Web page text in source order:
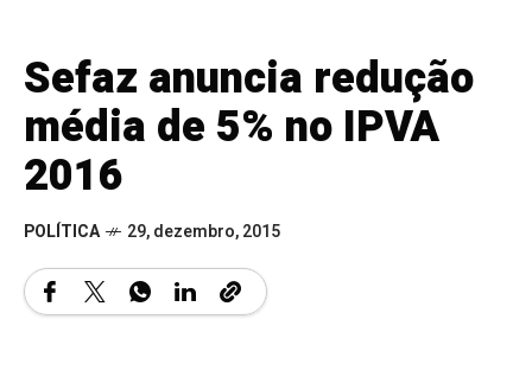
Sefaz anuncia redução
média de 5% no IPVA
2016
POLÍTICA 29, dezembro, 2015